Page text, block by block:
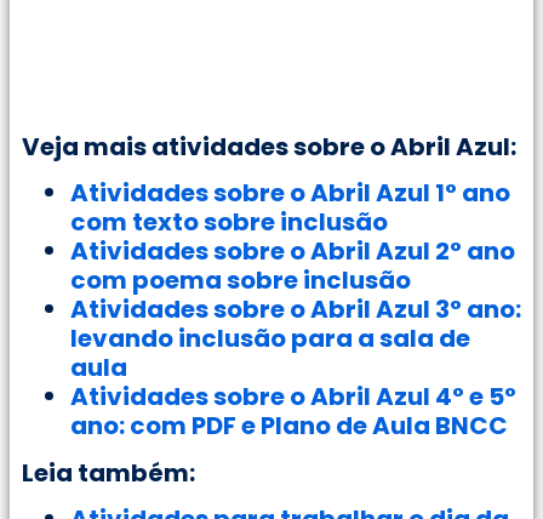
Veja mais atividades sobre o Abril Azul:
Atividades sobre o Abril Azul 1° ano
com texto sobre inclusão
Atividades sobre o Abril Azul 2° ano
com poema sobre inclusão
Atividades sobre o Abril Azul 3° ano:
levando inclusão para a sala de
aula
Atividades sobre o Abril Azul 4° e 5°
ano: com PDF e Plano de Aula BNCC
Leia também: